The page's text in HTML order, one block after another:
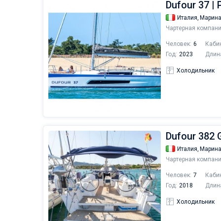
Dufour 37 |
Италия,
Чартерная
Человек: 6
Год: 2023
Холодильник
Dufour 382
Италия,
Чартерная
Человек: 7
Год: 2018
Холодильник